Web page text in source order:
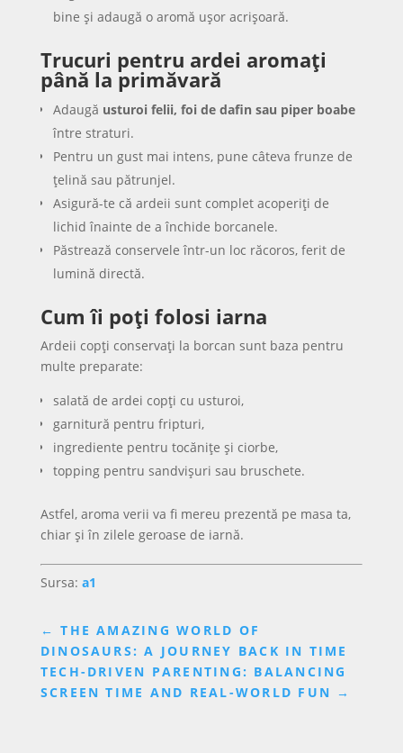
bine și adaugă o aromă ușor acrișoară.
Trucuri pentru ardei aromați
până la primăvară
Adaugă usturoi felii, foi de dafin sau piper boabe
între straturi.
Pentru un gust mai intens, pune câteva frunze de
țelină sau pătrunjel.
Asigură-te că ardeii sunt complet acoperiți de
lichid înainte de a închide borcanele.
Păstrează conservele într-un loc răcoros, ferit de
lumină directă.
Cum îi poți folosi iarna
Ardeii copți conservați la borcan sunt baza pentru
multe preparate:
salată de ardei copți cu usturoi,
garnitură pentru fripturi,
ingrediente pentru tocănițe și ciorbe,
topping pentru sandvișuri sau bruschete.
Astfel, aroma verii va fi mereu prezentă pe masa ta,
chiar și în zilele geroase de iarnă.
Sursa: a1
←THE AMAZING WORLD OF
DINOSAURS: A JOURNEY BACK IN TIME
TECH-DRIVEN PARENTING: BALANCING
SCREEN TIME AND REAL-WORLD FUN →